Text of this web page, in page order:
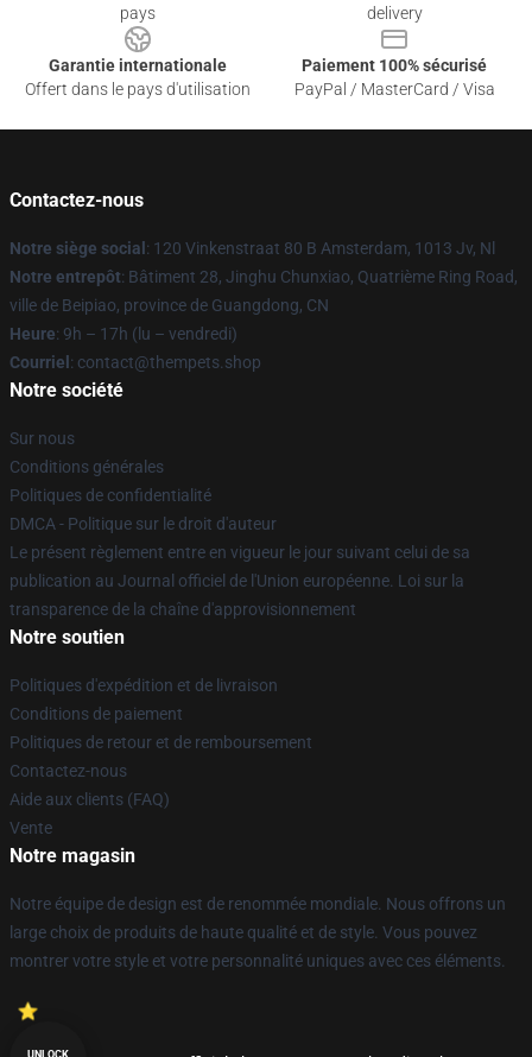
pays
delivery
Garantie internationale
Offert dans le pays d'utilisation
Paiement 100% sécurisé
PayPal / MasterCard / Visa
Contactez-nous
Notre siège social : 120 Vinkenstraat 80 B Amsterdam, 1013 Jv, Nl
Notre entrepôt: Bâtiment 28, Jinghu Chunxiao, Quatrième Ring Road,
ville de Beipiao, province de Guangdong, CN
Heure: 9h – 17h (lu – vendredi)
Courriel : contact@thempets.shop
Notre société
Sur nous
Conditions générales
Politiques de confidentialité
DMCA - Politique sur le droit d'auteur
Le présent règlement entre en vigueur le jour suivant celui de sa
publication au Journal officiel de l'Union européenne. Loi sur la
transparence de la chaîne d'approvisionnement
Notre soutien
Politiques d'expédition et de livraison
Conditions de paiement
Politiques de retour et de remboursement
Contactez-nous
Aide aux clients (FAQ)
Vente
Notre magasin
Notre équipe de design est de renommée mondiale. Nous offrons un
large choix de produits de haute qualité et de style. Vous pouvez
montrer votre style et votre personnalité uniques avec ces éléments.
UNLOCK